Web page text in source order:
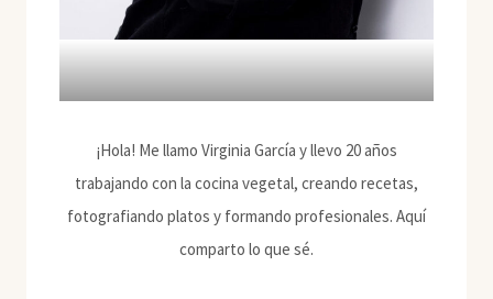
¡Hola! Me llamo Virginia García y llevo 20 años
trabajando con la cocina vegetal, creando recetas,
fotografiando platos y formando profesionales. Aquí
comparto lo que sé.